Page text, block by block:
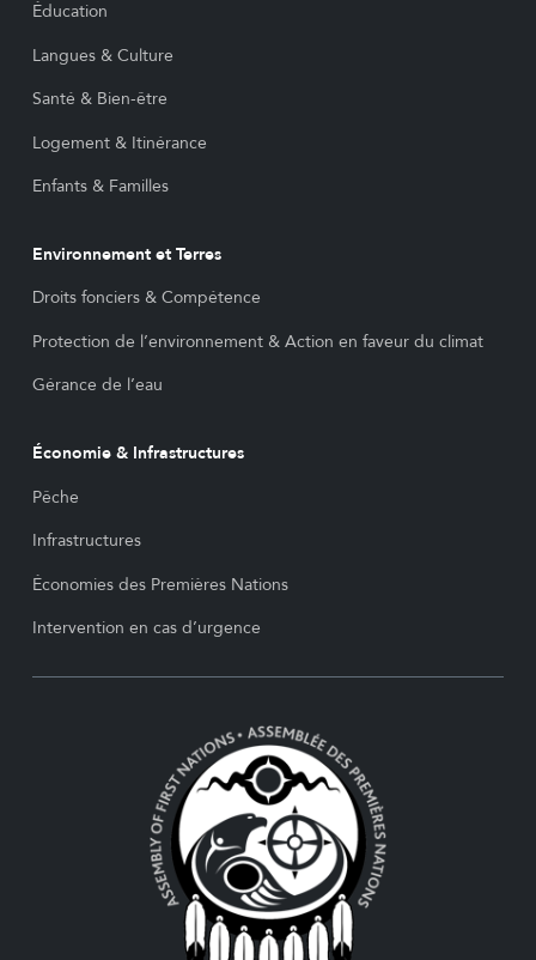
Éducation
Langues & Culture
Santé & Bien-être
Logement & Itinérance
Enfants & Familles
Environnement et Terres
Droits fonciers & Compétence
Protection de l’environnement & Action en faveur du climat
Gérance de l’eau
Économie & Infrastructures
Pêche
Infrastructures
Économies des Premières Nations
Intervention en cas d’urgence